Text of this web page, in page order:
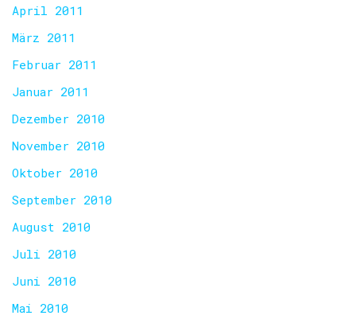
April 2011
März 2011
Februar 2011
Januar 2011
Dezember 2010
November 2010
Oktober 2010
September 2010
August 2010
Juli 2010
Juni 2010
Mai 2010